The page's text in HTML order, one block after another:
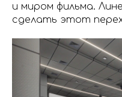
и миром фильма.
сделать этот